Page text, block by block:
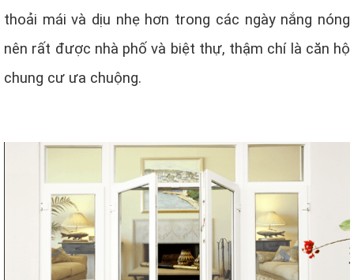
thoải mái và dịu nhẹ hơn trong các ngày nắng nóng
nên rất được nhà phố và biệt thự, thậm chí là căn hộ
chung cư ưa chuộng.